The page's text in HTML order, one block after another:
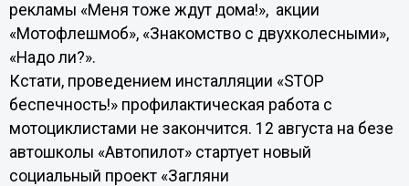
рекламы «Меня тоже ждут дома!», акции
«Мотофлешмоб», «Знакомство с двухколесными»,
«Надо ли?».
Кстати, проведением инсталляции «SТОР
беспечность!» профилактическая работа с
мотоциклистами не закончится. 12 августа на безе
автошколы «Автопилот» стартует новый
социальный проект «Загляни